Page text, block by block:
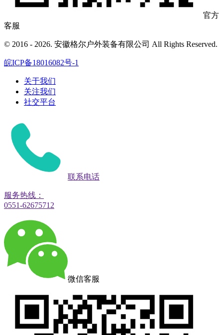
官方
客服
© 2016 - 2026. 安徽格尔户外装备有限公司 All Rights Reserved.
皖ICP备18016082号-1
关于我们
关注我们
社交平台
联系电话
服务热线：
0551-62675712
微信客服